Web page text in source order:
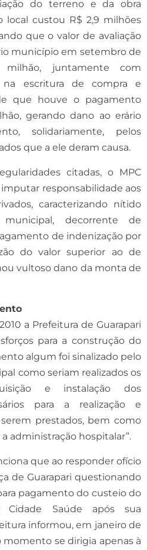
do terreno e da obra
local custou R$ 2,9 milhões
que o valor de avaliação
município em setembro de
juntamente com
na escritura de compra e
que houve o pagamento
gerando dano ao erário
solidariamente, pelos
que a ele deram causa.
citadas, o MPC
imputar responsabilidade aos
caracterizando nítido
decorrente de
de indenização por
do valor superior ao de
vultoso dano da monta de
a Prefeitura de Guarapari
para a construção do
algum foi sinalizado pelo
como seriam realizados os
e instalação dos
para a realização e
prestados, bem como
administração hospitalar”.
que ao responder ofício
de Guarapari questionando
pagamento do custeio do
Cidade Saúde após sua
informou, em janeiro de
momento se dirigia apenas à